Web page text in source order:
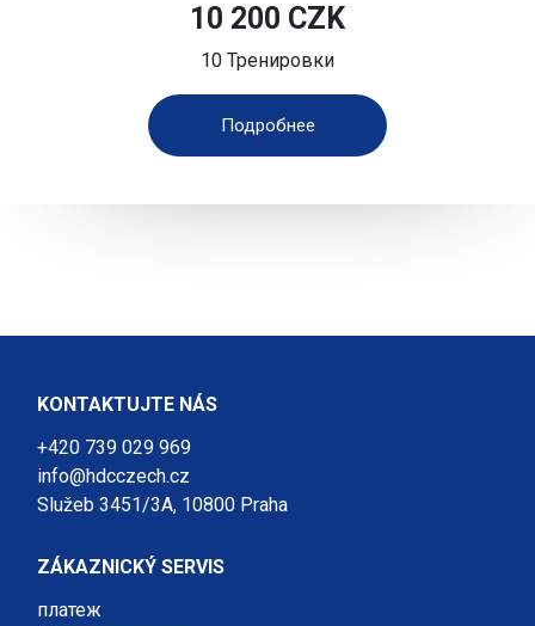
10 200 CZK
10 Тренировки
Подробнее
KONTAKTUJTE NÁS
+420 739 029 969
info@hdcczech.cz
Služeb 3451/3A, 10800 Praha
ZÁKAZNICKÝ SERVIS
платеж